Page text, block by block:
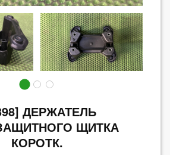
ДЕРЖАТЕЛЬ
ЩИТКА
КОРОТК.